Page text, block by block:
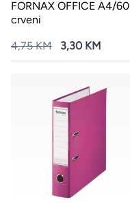
FORNAX OFFICE A4/60
crveni
4,75 KM
3,30 KM